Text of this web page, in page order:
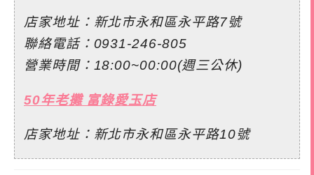
店家地址：新北市永和區永平路7號
聯絡電話：0931-246-805
營業時間：18:00~00:00(週三公休)
50年老攤 富錄愛玉店
店家地址：新北市永和區永平路10號